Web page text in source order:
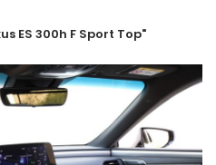
ES 300h F Sport Top"